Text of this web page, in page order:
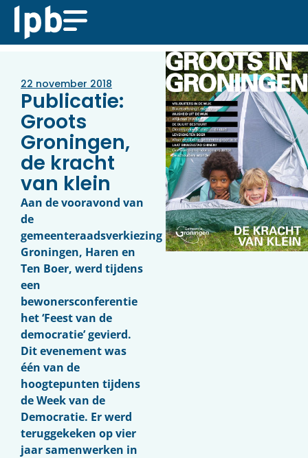
22 november 2018
Publicatie:
Groots
Groningen,
de kracht
van klein
Aan de vooravond van
de
gemeenteraadsverkiezing
Groningen, Haren en
Ten Boer, werd tijdens
een
bewonersconferentie
het ‘Feest van de
democratie’ gevierd.
Dit evenement was
één van de
hoogtepunten tijdens
de Week van de
Democratie. Er werd
teruggekeken op vier
jaar samenwerken in